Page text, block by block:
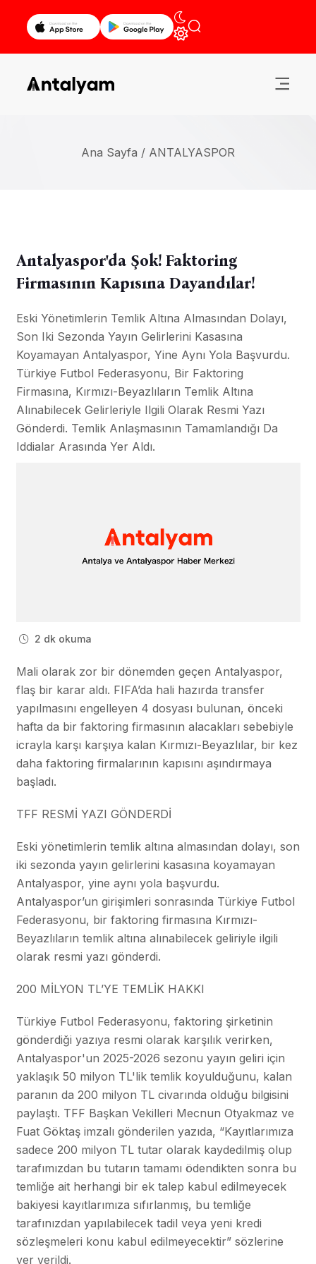
Ana Sayfa / ANTALYASPOR
Antalyaspor'da Şok! Faktoring
Firmasının Kapısına Dayandılar!
Eski Yönetimlerin Temlik Altına Almasından Dolayı,
Son Iki Sezonda Yayın Gelirlerini Kasasına
Koyamayan Antalyaspor, Yine Aynı Yola Başvurdu.
Türkiye Futbol Federasyonu, Bir Faktoring
Firmasına, Kırmızı-Beyazlıların Temlik Altına
Alınabilecek Gelirleriyle Ilgili Olarak Resmi Yazı
Gönderdi. Temlik Anlaşmasının Tamamlandığı Da
Iddialar Arasında Yer Aldı.
2 dk okuma
Mali olarak zor bir dönemden geçen Antalyaspor,
flaş bir karar aldı. FIFA’da hali hazırda transfer
yapılmasını engelleyen 4 dosyası bulunan, önceki
hafta da bir faktoring firmasının alacakları sebebiyle
icrayla karşı karşıya kalan Kırmızı-Beyazlılar, bir kez
daha faktoring firmalarının kapısını aşındırmaya
başladı.
TFF RESMİ YAZI GÖNDERDİ
Eski yönetimlerin temlik altına almasından dolayı, son
iki sezonda yayın gelirlerini kasasına koyamayan
Antalyaspor, yine aynı yola başvurdu.
Antalyaspor’un girişimleri sonrasında Türkiye Futbol
Federasyonu, bir faktoring firmasına Kırmızı-
Beyazlıların temlik altına alınabilecek geliriyle ilgili
olarak resmi yazı gönderdi.
200 MİLYON TL’YE TEMLİK HAKKI
Türkiye Futbol Federasyonu, faktoring şirketinin
gönderdiği yazıya resmi olarak karşılık verirken,
Antalyaspor'un 2025-2026 sezonu yayın geliri için
yaklaşık 50 milyon TL'lik temlik koyulduğunu, kalan
paranın da 200 milyon TL civarında olduğu bilgisini
paylaştı. TFF Başkan Vekilleri Mecnun Otyakmaz ve
Fuat Göktaş imzalı gönderilen yazıda, “Kayıtlarımıza
sadece 200 milyon TL tutar olarak kaydedilmiş olup
tarafımızdan bu tutarın tamamı ödendikten sonra bu
temliğe ait herhangi bir ek talep kabul edilmeyecek
bakiyesi kayıtlarımıza sıfırlanmış, bu temliğe
tarafınızdan yapılabilecek tadil veya yeni kredi
sözleşmeleri konu kabul edilmeyecektir” sözlerine
yer verildi.